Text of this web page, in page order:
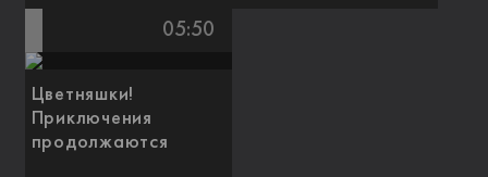
05:50
Цветняшки!
Приключения
продолжаются